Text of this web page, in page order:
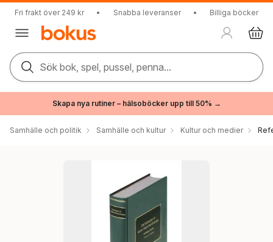
Fri frakt över 249 kr • Snabba leveranser • Billiga böcker
Sök bok, spel, pussel, penna...
Skapa nya rutiner – hälsoböcker upp till 50% →
Samhälle och politik Samhälle och kultur Kultur och medier